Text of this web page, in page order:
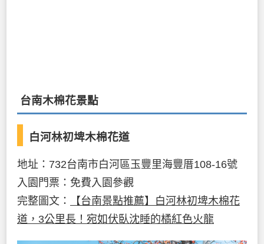
台南木棉花景點
白河林初埤木棉花道
地址：732台南市白河區玉豐里海豐厝108-16號
入園門票：免費入園參觀
完整圖文：
【台南景點推薦】白河林初埤木棉花
道，3公里長！宛如伏臥沈睡的橘紅色火龍